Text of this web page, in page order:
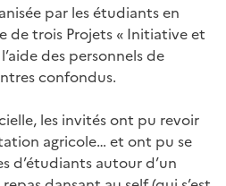
par les étudiants en
de trois Projets « Initiative et
des personnels de
confondus.
les invités ont pu revoir
agricole… et ont pu se
d’étudiants autour d’un